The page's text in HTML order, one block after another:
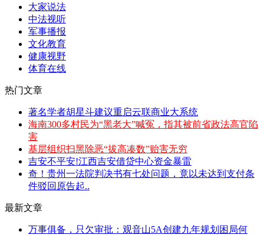
大家说法
中法视听
军事播报
文化教育
健康视野
体育在线
热门文章
著名学者胡星斗建议重启云联商业大系统
海南300多村民为“黑老大”喊冤，指其被前省政法高官陷
害
基层组织扫黑除恶“拔高凑数”贻害无穷
吉安不平安!江西吉安借贷中心资金暴雷
奇！贵州一法院判决书有七处问题，竟以未达到支付条
件驳回原告起..
最新文章
万事俱备，只欠审批：观音山5A创建九年规划困局何